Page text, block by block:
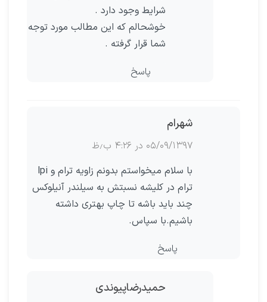
شرایط وجود دارد .
خوشحالم که این مطالب مورد توجه
شما قرار گرفته .
پاسخ
شهرام
۰۵/۰۹/۱۳۹۷ در ۴:۲۶ ب٫ظ
با سلام میخواستم بدونم زاویه ترام و lpi
ترام در کلیشه نسبتش به سیلندر آنیلوکس
چند باید باشه تا چاپ بهتری داشته
باشیم.با سپاس.
پاسخ
حمیدرضاپیوندی